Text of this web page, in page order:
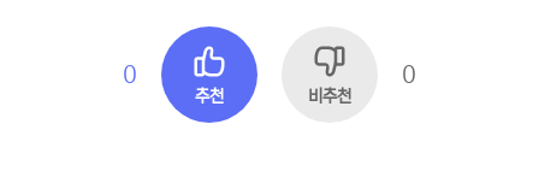
0
추천 비추천
0